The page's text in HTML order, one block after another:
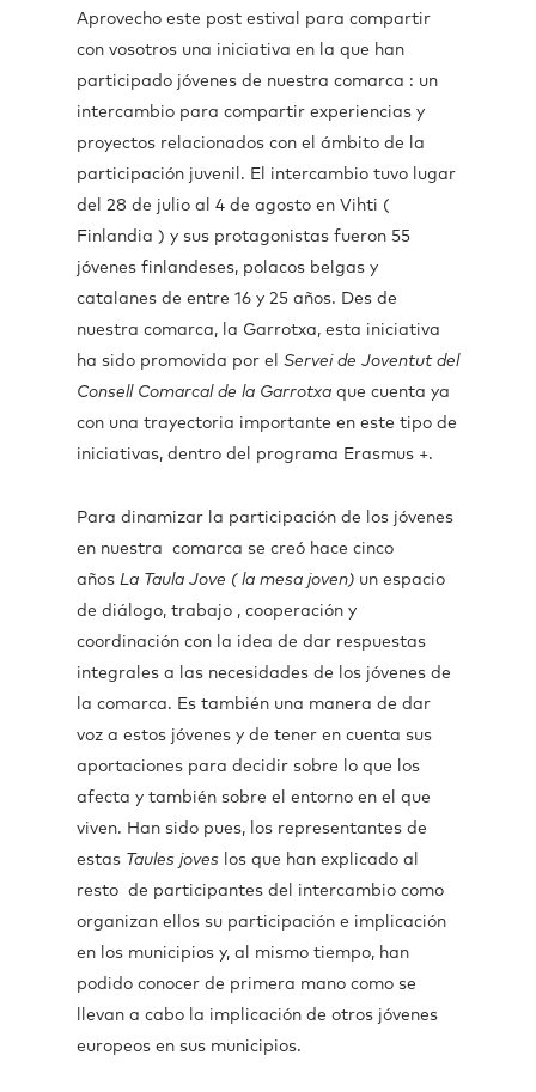
Aprovecho este post estival para compartir
con vosotros una iniciativa en la que han
participado jóvenes de nuestra comarca : un
intercambio para compartir experiencias y
proyectos relacionados con el ámbito de la
participación juvenil. El intercambio tuvo lugar
del 28 de julio al 4 de agosto en Vihti (
Finlandia ) y sus protagonistas fueron 55
jóvenes finlandeses, polacos belgas y
catalanes de entre 16 y 25 años. Des de
nuestra comarca, la Garrotxa, esta iniciativa
ha sido promovida por el Servei de Joventut del
Consell Comarcal de la Garrotxa que cuenta ya
con una trayectoria importante en este tipo de
iniciativas, dentro del programa Erasmus +.
Para dinamizar la participación de los jóvenes
en nuestra comarca se creó hace cinco
años La Taula Jove ( la mesa joven) un espacio
de diálogo, trabajo , cooperación y
coordinación con la idea de dar respuestas
integrales a las necesidades de los jóvenes de
la comarca. Es también una manera de dar
voz a estos jóvenes y de tener en cuenta sus
aportaciones para decidir sobre lo que los
afecta y también sobre el entorno en el que
viven. Han sido pues, los representantes de
estas Taules joves los que han explicado al
resto de participantes del intercambio como
organizan ellos su participación e implicación
en los municipios y, al mismo tiempo, han
podido conocer de primera mano como se
llevan a cabo la implicación de otros jóvenes
europeos en sus municipios.